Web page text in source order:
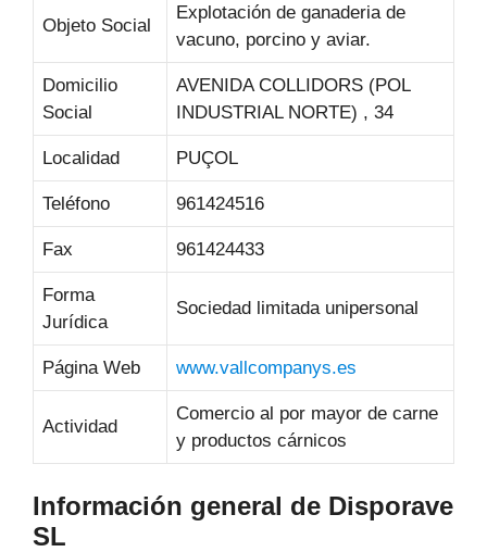
Objeto Social
Explotación de ganaderia de
vacuno, porcino y aviar.
Domicilio
Social
AVENIDA COLLIDORS (POL
INDUSTRIAL NORTE) , 34
Localidad PUÇOL
Teléfono 961424516
Fax 961424433
Forma
Jurídica
Sociedad limitada unipersonal
Página Web www.vallcompanys.es
Actividad
Comercio al por mayor de carne
y productos cárnicos
Información general de Disporave
SL